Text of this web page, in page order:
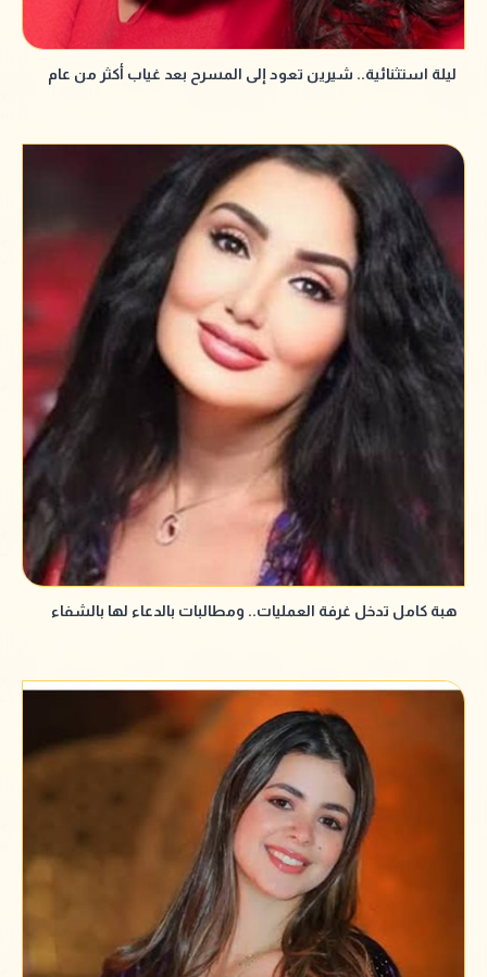
ليلة استثنائية.. شيرين تعود إلى المسرح بعد غياب أكثر من عام
هبة كامل تدخل غرفة العمليات.. ومطالبات بالدعاء لها بالشفاء